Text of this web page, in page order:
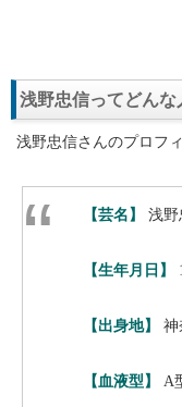
浅野忠信ってどんな
浅野忠信さんのプロフ
【芸名】 浅野
【生年月日】
【出身地】 神
【血液型】 A